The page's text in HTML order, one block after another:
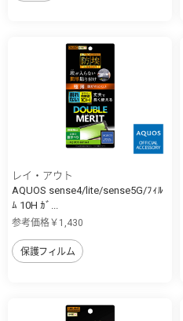
レイ・アウト
AQUOS sense4/lite/sense5G/ﾌｨﾙ
ﾑ 10H ｶﾞ...
参考価格￥1,430
保護フィルム